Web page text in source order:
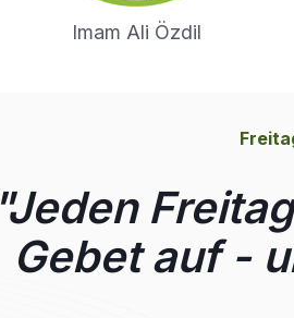
Imam Ali Özdil
"Jeden
Gebet auf -